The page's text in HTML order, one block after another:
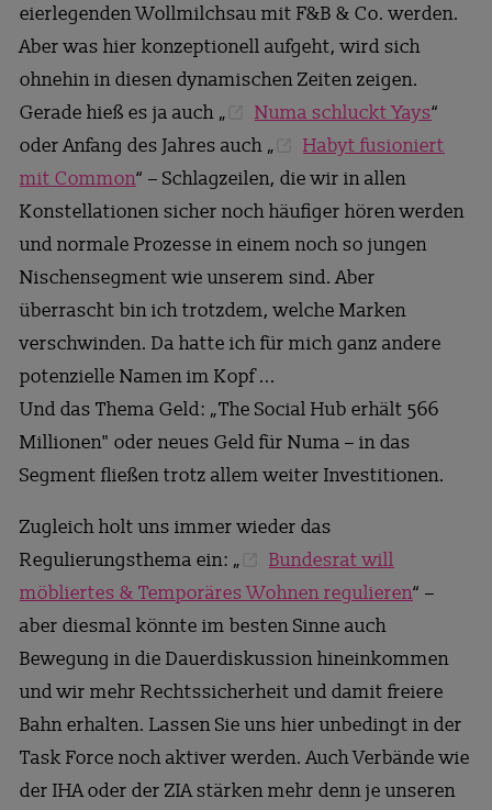
eierlegenden Wollmilchsau mit F&B & Co. werden.
Aber was hier konzeptionell aufgeht, wird sich
ohnehin in diesen dynamischen Zeiten zeigen.
Gerade hieß es ja auch „
Numa schluckt Yays“
oder Anfang des Jahres auch „
Habyt fusioniert
mit Common“ – Schlagzeilen, die wir in allen
Konstellationen sicher noch häufiger hören werden
und normale Prozesse in einem noch so jungen
Nischensegment wie unserem sind. Aber
überrascht bin ich trotzdem, welche Marken
verschwinden. Da hatte ich für mich ganz andere
potenzielle Namen im Kopf ...
Und das Thema Geld: „The Social Hub erhält 566
Millionen" oder neues Geld für Numa – in das
Segment fließen trotz allem weiter Investitionen.
Zugleich holt uns immer wieder das
Regulierungsthema ein: „
Bundesrat will
möbliertes & Temporäres Wohnen regulieren“ –
aber diesmal könnte im besten Sinne auch
Bewegung in die Dauerdiskussion hineinkommen
und wir mehr Rechtssicherheit und damit freiere
Bahn erhalten. Lassen Sie uns hier unbedingt in der
Task Force noch aktiver werden. Auch Verbände wie
der IHA oder der ZIA stärken mehr denn je unseren